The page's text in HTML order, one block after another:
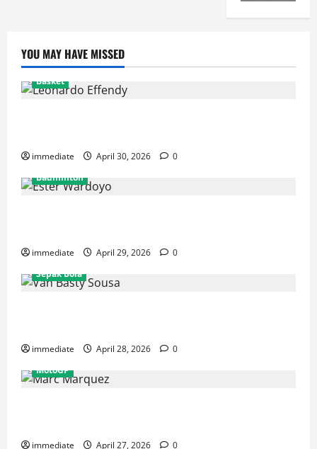
YOU MAY HAVE MISSED
Basket
immediate April 30, 2026
0
Badminton
immediate April 29, 2026
0
Sepak Bola
immediate April 28, 2026
0
MotoGP
immediate April 27, 2026 0